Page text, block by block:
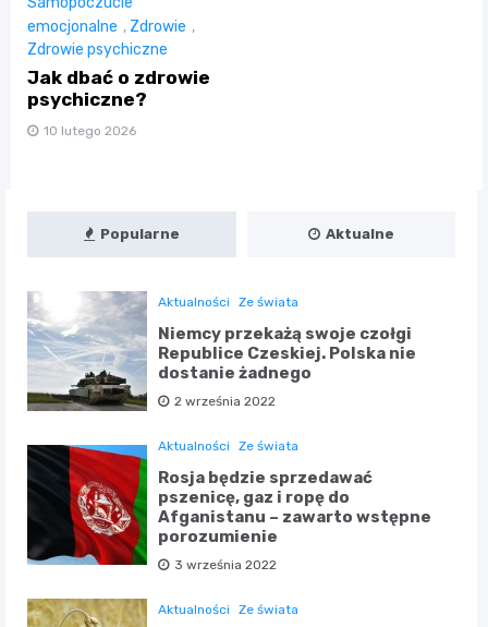
emocjonalne , Zdrowie ,
Zdrowie psychiczne
Jak dbać o zdrowie
psychiczne?
10 lutego 2026
Popularne Aktualne
Aktualności Ze świata
Niemcy przekażą swoje czołgi
Republice Czeskiej. Polska nie
dostanie żadnego
2 września 2022
Aktualności Ze świata
Rosja będzie sprzedawać
pszenicę, gaz i ropę do
Afganistanu – zawarto wstępne
porozumienie
3 września 2022
Aktualności Ze świata